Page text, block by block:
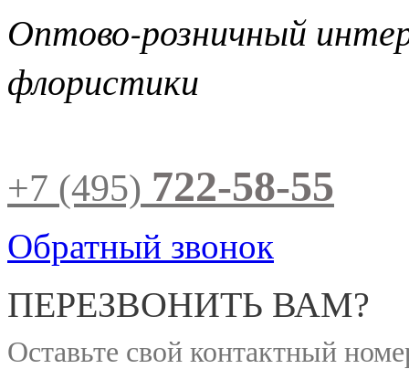
Оптово-розничный
флористики
+7 (495) 722-58-55
Обратный звонок
ПЕРЕЗВОНИТЬ ВАМ?
Оставьте свой контактный